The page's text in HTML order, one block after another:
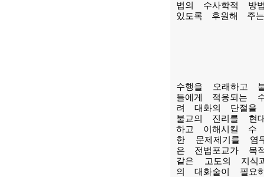
법의 수사학적
있도록 후원해
수행을 오래하고
들에게 적응되는
려 대화의 단절을
불교의 진리를 현
하고 이해시킬 수
한 문제제기를 염
은 전법포교가 목
같은 고도의 지식
의 대화술이 필요